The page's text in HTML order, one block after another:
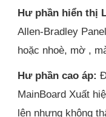
Hư phần hiển thị
Allen-Bradley
hoặc nhoè, mờ ,
Hư phần cao áp:
MainBoard Xuất
lên nhưng không